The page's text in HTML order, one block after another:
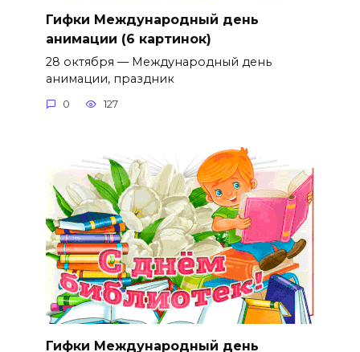
Гифки Международный день
анимации (6 картинок)
28 октября — Международный день
анимации, праздник
0 127
Гифки Международный день